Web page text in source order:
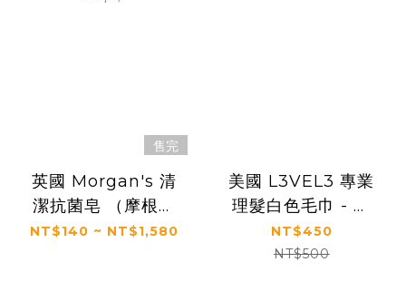
售完
英國 Morgan's 清
潔抗菌皂 （摩根氏
/ Antibacterial
NT$140 ~ NT$1,580
美國 L3VEL3 專業
理髮白色毛巾 - 三
件組
NT$450
NT$500